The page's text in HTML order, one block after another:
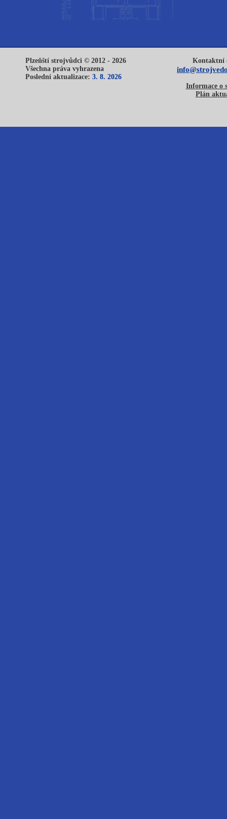
Plzeňští strojvůdci © 2012 - 2026
Všechna práva vyhrazena
Poslední aktualizace: 3. 8. 2026
Kontaktní
Informace o
Plán